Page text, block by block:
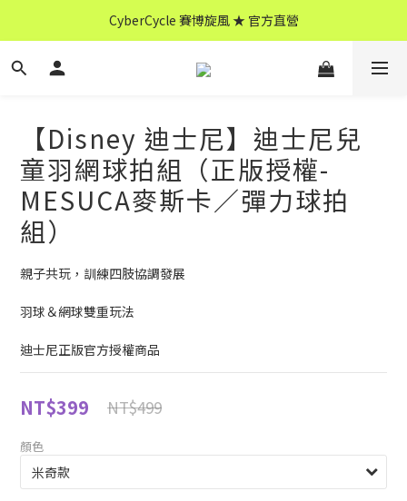
CyberCycle 賽博旋風 ★ 官方直營
CyberCycle 賽博旋風 ★ 官方直營
↖ 全館消費滿 $599 免運 ↘
【Disney 迪士尼】迪士尼兒
童羽網球拍組（正版授權-
MESUCA麥斯卡／彈力球拍
組）
親子共玩，訓練四肢協調發展
羽球＆網球雙重玩法
迪士尼正版官方授權商品
NT$399 NT$499
顏色